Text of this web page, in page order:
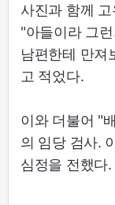
사진과 함께
"아들이라 그
남편한테 만져
고 적었다.
이와 더불어 "
의 임당 검사.
심정을 전했다.